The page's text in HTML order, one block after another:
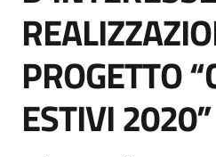
PROGETTO
ESTIVI 2020”